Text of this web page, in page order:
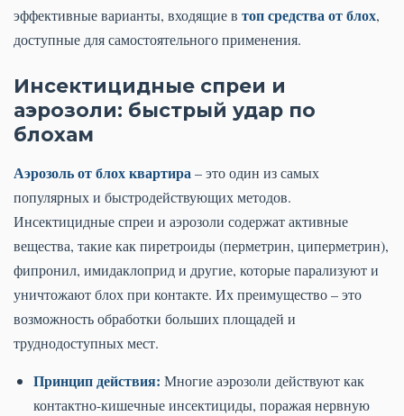
эффективные варианты, входящие в топ средства от блох,
доступные для самостоятельного применения.
Инсектицидные спреи и
аэрозоли: быстрый удар по
блохам
Аэрозоль от блох квартира– это один из самых
популярных и быстродействующих методов.
Инсектицидные спреи и аэрозоли содержат активные
вещества, такие как пиретроиды (перметрин, циперметрин),
фипронил, имидаклоприд и другие, которые парализуют и
уничтожают блох при контакте. Их преимущество – это
возможность обработки больших площадей и
труднодоступных мест.
Принцип действия: Многие аэрозоли действуют как
контактно-кишечные инсектициды, поражая нервную